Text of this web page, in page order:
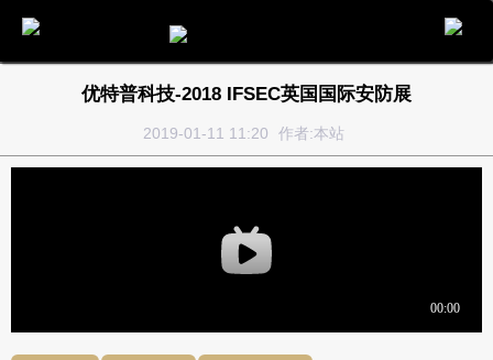
优特普科技-2018 IFSEC英国国际安防展
2019-01-11 11:20 作者:本站
电话 留言